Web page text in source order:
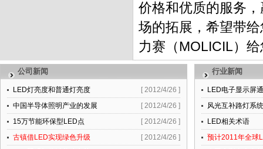
价格和优质的服务
场的拓展，希望带
力赛（MOLICIL）
公司新闻
[ 2012/4/26 ]
LED灯亮度和普通灯亮度
[ 2012/4/26 ]
中国半导体照明产业的发展
[ 2012/4/26 ]
15万节能环保型LED点
[ 2012/4/26 ]
古镇借LED实现绿色升级
行业新闻
LED电子显示屏
风光互补路灯系
LED相关术语
预计2011年全球